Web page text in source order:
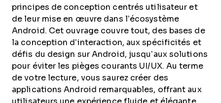
principes de conception centrés utilisateur et
de leur mise en œuvre dans l’écosystème
Android. Cet ouvrage couvre tout, des bases de
la conception d’interaction, aux spécificités et
défis du design sur Android, jusqu’aux solutions
pour éviter les pièges courants UI/UX. Au terme
de votre lecture, vous saurez créer des
applications Android remarquables, offrant aux
utilisateurs une expérience fluide et élégante.